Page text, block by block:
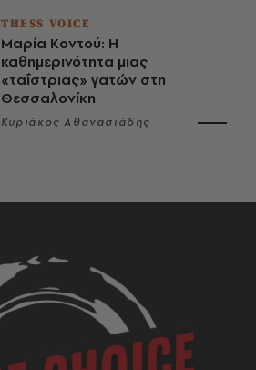
THESS VOICE
Μαρία Κοντού: Η
καθημερινότητα μιας
«ταΐστριας» γατών στη
Θεσσαλονίκη
Κυριάκος Αθανασιάδης